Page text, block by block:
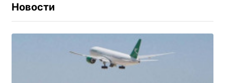
Новости